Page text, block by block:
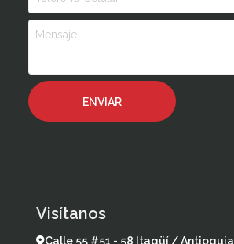
Visítanos
Calle 55 #51 - 58 Itagüí / Antioquia